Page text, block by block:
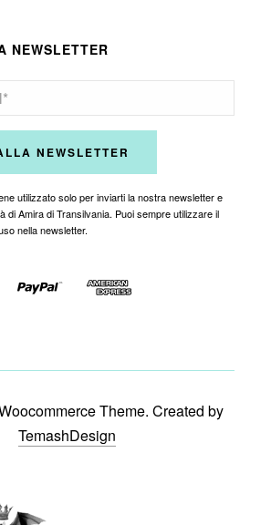
NEWSLETTER
utilizzato solo per inviarti la nostra newsletter e
di Amira di Transilvania. Puoi sempre utilizzare il
nella newsletter.
Theme. Created by
TemashDesign